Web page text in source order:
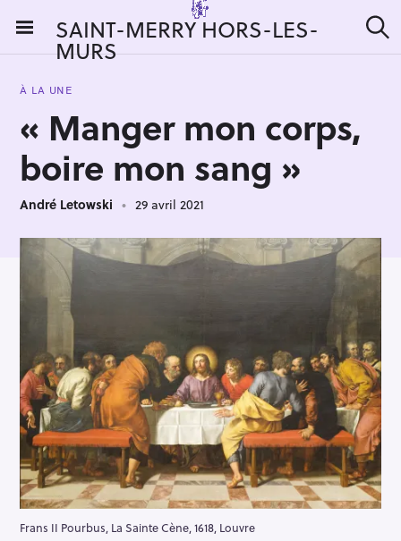
i
SAINT-MERRY HORS-LES-
MURS e
À LA UNE
« Manger mon corps,
boire mon sang »
André Letowski 29 avril 2021
Frans II Pourbus, La Sainte Cène, 1618, Louvre